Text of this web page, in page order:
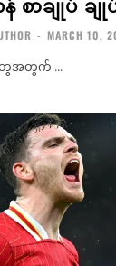
- MARCH 10,
အတွက် ...